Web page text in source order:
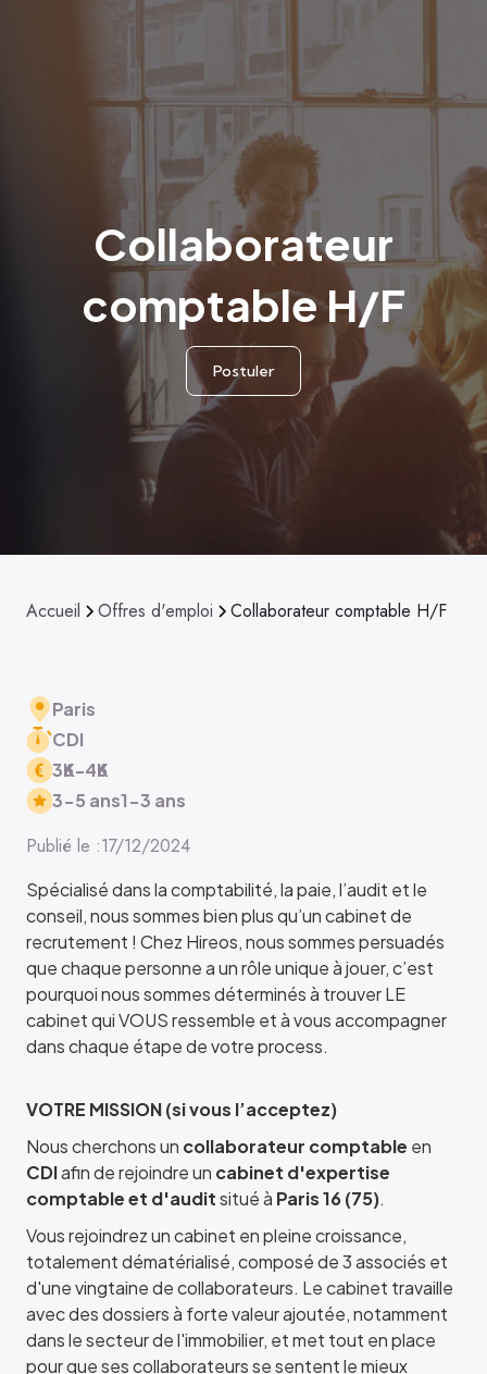
Collaborateur
comptable H/F
Postuler
Accueil Offres d'emploi Collaborateur comptable H/F
Paris
CDI
36
K-46
K
3-5 ans1-3 ans
Publié le :17/12/2024
Spécialisé dans la comptabilité, la paie, l’audit et le
conseil, nous sommes bien plus qu’un cabinet de
recrutement ! Chez Hireos, nous sommes persuadés
que chaque personne a un rôle unique à jouer, c’est
pourquoi nous sommes déterminés à trouver LE
cabinet qui VOUS ressemble et à vous accompagner
dans chaque étape de votre process.
VOTRE MISSION (si vous l’acceptez)
Nous cherchons un collaborateur comptable en
CDIafin de rejoindre un cabinet d'expertise
comptable et d'auditsitué à Paris 16(75).
Vous rejoindrez un cabinet en pleine croissance,
totalement dématérialisé, composé de 3 associés et
d'une vingtaine de collaborateurs. Le cabinet travaille
avec des dossiers à forte valeur ajoutée, notamment
dans le secteur de l'immobilier, et met tout en place
pour que ses collaborateurs se sentent le mieux